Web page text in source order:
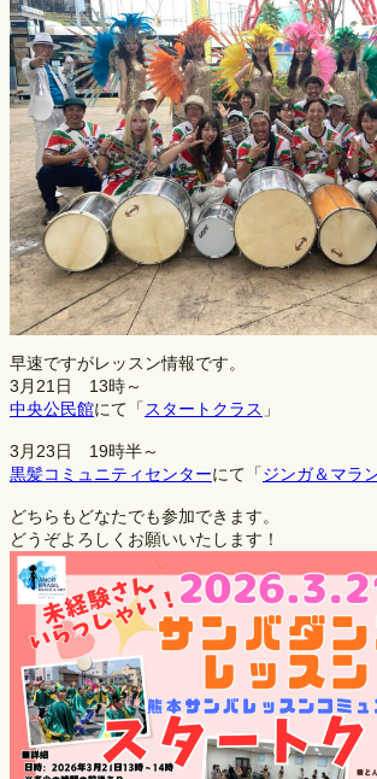
早速ですがレッスン情報です。
3月21日 13時～
中央公民館にて「 スタートクラス 」
3月23日 19時半～
黒髪コミュニティセンターにて「ジンガ＆マラ
どちらもどなたでも参加できます。
どうぞよろしくお願いいたします！